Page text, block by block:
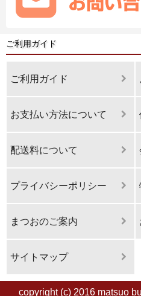
ご利用ガイド
ご利用ガイド
お支払い方法について
配送料について
プライバシーポリシー
まつおのご案内
サイトマップ
copyright (c) 2016 matsuo